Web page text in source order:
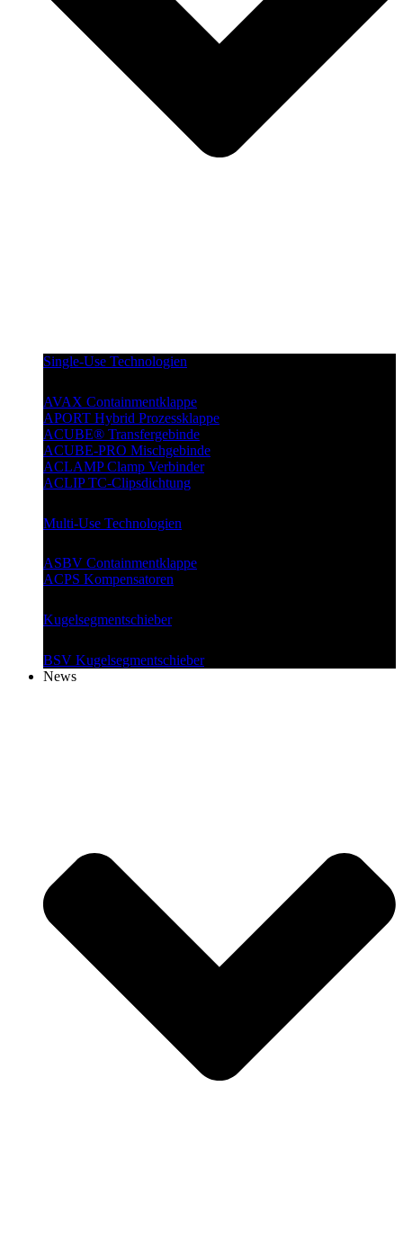
Single-Use Technologien
AVAX Containmentklappe
APORT Hybrid Prozessklappe
ACUBE® Transfergebinde
ACUBE-PRO Mischgebinde
ACLAMP Clamp Verbinder
ACLIP TC-Clipsdichtung
Multi-Use Technologien
ASBV Containmentklappe
ACPS Kompensatoren
Kugelsegmentschieber
BSV Kugelsegmentschieber
News